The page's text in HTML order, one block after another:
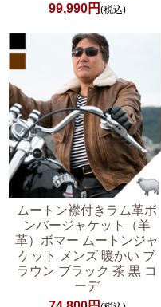
99,990円 (税込)
ムートン襟付きラム革ボ
ンバージャケット（羊
革）ボマー ムートンジャ
ケット メンズ 暖かい ブ
ラウン ブラック 茶 黒 コ
ーデ